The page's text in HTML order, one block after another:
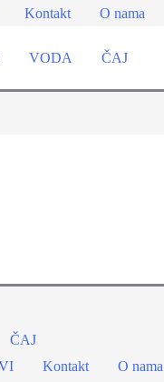
Kontakt O nama
VODA ČAJ
ČAJ
Kontakt O nama